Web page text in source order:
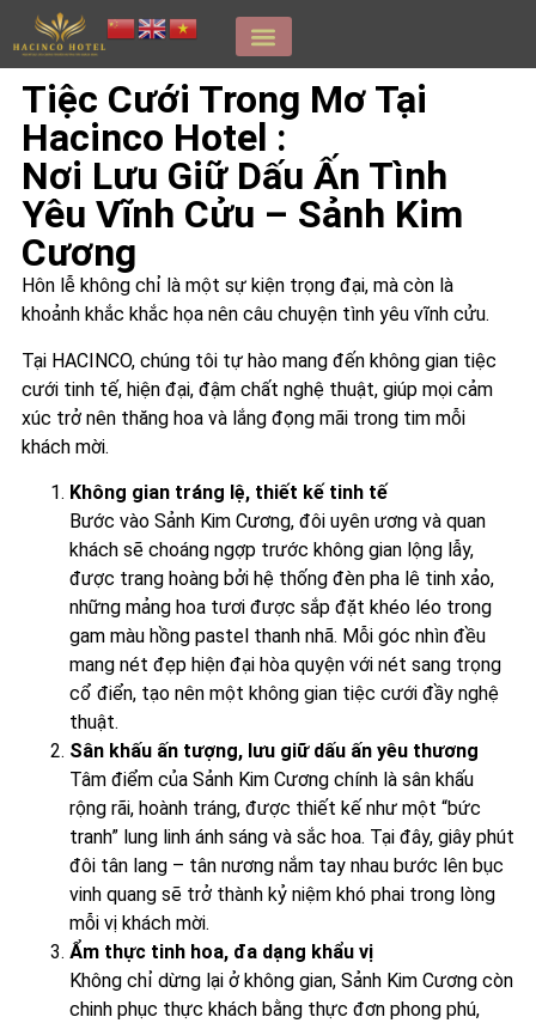
Tiệc Cưới Trong Mơ Tại
Hacinco Hotel :
Nơi Lưu Giữ Dấu Ấn Tình
Yêu Vĩnh Cửu – Sảnh Kim
Cương
Hôn lễ không chỉ là một sự kiện trọng đại, mà còn là
khoảnh khắc khắc họa nên câu chuyện tình yêu vĩnh cửu.
Tại HACINCO, chúng tôi tự hào mang đến không gian tiệc
cưới tinh tế, hiện đại, đậm chất nghệ thuật, giúp mọi cảm
xúc trở nên thăng hoa và lắng đọng mãi trong tim mỗi
khách mời.
Không gian tráng lệ, thiết kế tinh tế
Bước vào Sảnh Kim Cương, đôi uyên ương và quan
khách sẽ choáng ngợp trước không gian lộng lẫy,
được trang hoàng bởi hệ thống đèn pha lê tinh xảo,
những mảng hoa tươi được sắp đặt khéo léo trong
gam màu hồng pastel thanh nhã. Mỗi góc nhìn đều
mang nét đẹp hiện đại hòa quyện với nét sang trọng
cổ điển, tạo nên một không gian tiệc cưới đầy nghệ
thuật.
Sân khấu ấn tượng, lưu giữ dấu ấn yêu thương
Tâm điểm của Sảnh Kim Cương chính là sân khấu
rộng rãi, hoành tráng, được thiết kế như một “bức
tranh” lung linh ánh sáng và sắc hoa. Tại đây, giây phút
đôi tân lang – tân nương nắm tay nhau bước lên bục
vinh quang sẽ trở thành kỷ niệm khó phai trong lòng
mỗi vị khách mời.
Ẩm thực tinh hoa, đa dạng khẩu vị
Không chỉ dừng lại ở không gian, Sảnh Kim Cương còn
chinh phục thực khách bằng thực đơn phong phú,